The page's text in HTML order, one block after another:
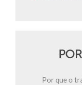
Por que o